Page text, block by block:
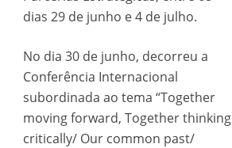
dias 29 de junho e 4 de julho.
No dia 30 de junho, decorreu a
Conferência Internacional
subordinada ao tema “Together
moving forward, Together thinking
critically/ Our common past/